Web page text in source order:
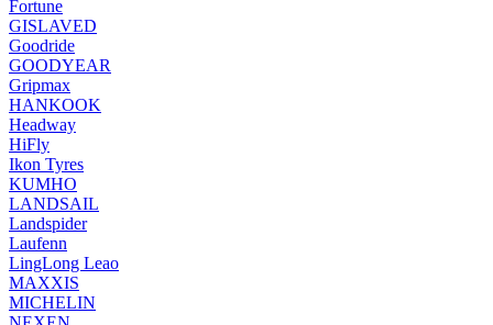
Fortune
GISLAVED
Goodride
GOODYEAR
Gripmax
HANKOOK
Headway
HiFly
Ikon Tyres
KUMHO
LANDSAIL
Landspider
Laufenn
LingLong Leao
MAXXIS
MICHELIN